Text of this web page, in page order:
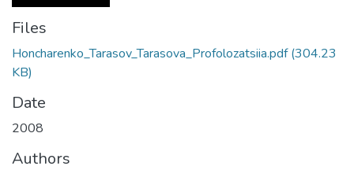
Files
Honcharenko_Tarasov_Tarasova_Profolozatsiia.pdf(304.23
KB)
Date
2008
Authors